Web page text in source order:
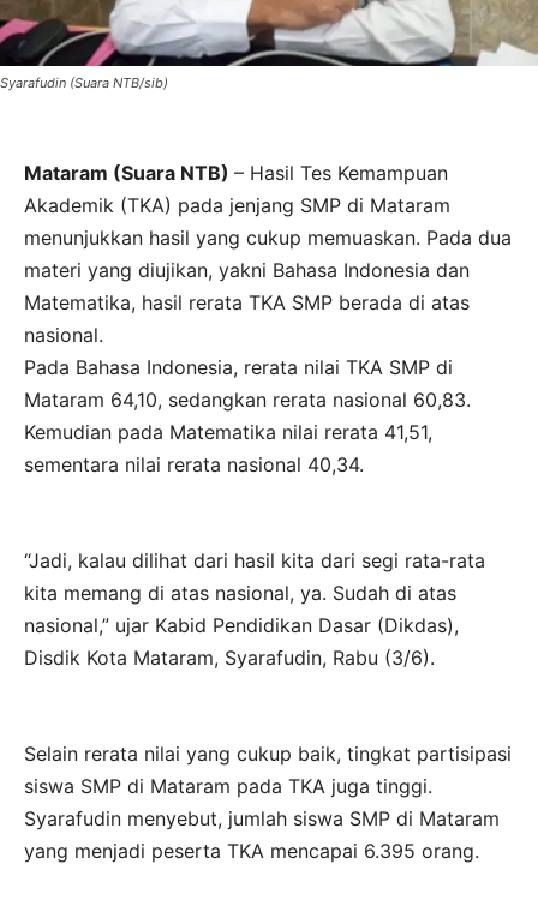
Syarafudin (Suara NTB/sib)
Mataram (Suara NTB) – Hasil Tes Kemampuan
Akademik (TKA) pada jenjang SMP di Mataram
menunjukkan hasil yang cukup memuaskan. Pada dua
materi yang diujikan, yakni Bahasa Indonesia dan
Matematika, hasil rerata TKA SMP berada di atas
nasional.
Pada Bahasa Indonesia, rerata nilai TKA SMP di
Mataram 64,10, sedangkan rerata nasional 60,83.
Kemudian pada Matematika nilai rerata 41,51,
sementara nilai rerata nasional 40,34.
“Jadi, kalau dilihat dari hasil kita dari segi rata-rata
kita memang di atas nasional, ya. Sudah di atas
nasional,” ujar Kabid Pendidikan Dasar (Dikdas),
Disdik Kota Mataram, Syarafudin, Rabu (3/6).
Selain rerata nilai yang cukup baik, tingkat partisipasi
siswa SMP di Mataram pada TKA juga tinggi.
Syarafudin menyebut, jumlah siswa SMP di Mataram
yang menjadi peserta TKA mencapai 6.395 orang.